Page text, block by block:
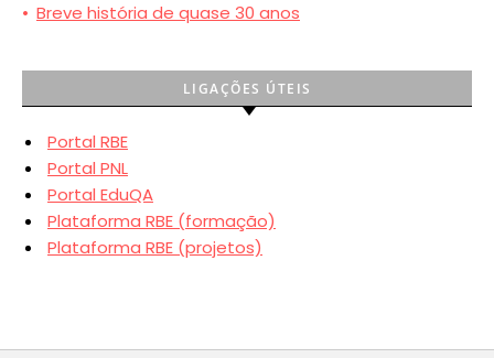
• Breve história de quase 30 anos
LIGAÇÕES ÚTEIS
Portal RBE
Portal PNL
Portal EduQA
Plataforma RBE (formação)
Plataforma RBE (projetos)